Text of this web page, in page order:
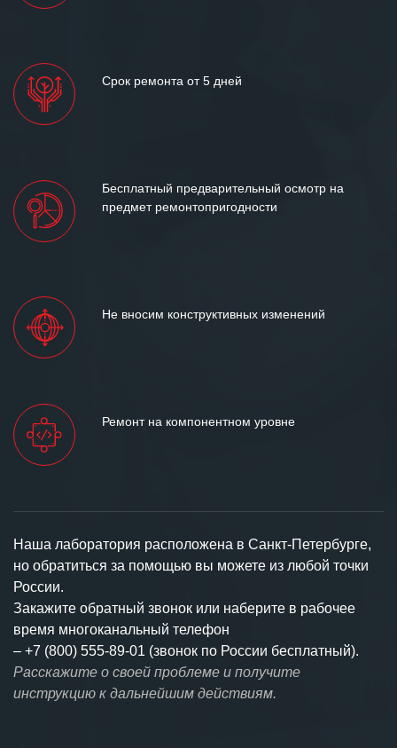
Срок ремонта от 5 дней
Бесплатный предварительный осмотр на
предмет ремонтопригодности
Не вносим конструктивных изменений
Ремонт на компонентном уровне
Наша лаборатория расположена в Санкт-Петербурге,
но обратиться за помощью вы можете из любой точки
России.
Закажите обратный звонок или наберите в рабочее
время многоканальный телефон
– +7 (800) 555-89-01 (звонок по России бесплатный).
Расскажите о своей проблеме и получите
инструкцию к дальнейшим действиям.